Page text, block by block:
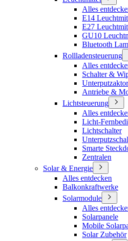
Alles
E14
E27
GU10
Bluetooth
Rollladensteuerung
Alles
Schalter &
Antriebe &
Lichtsteuerung
Alles
Licht-
Lichtschalter
Smarte
Zentralen
Solar & Energie
Alles entdecken
Balkonkraftwerke
Solarmodule
Alles
Solarpanele
Mobile
Solar Zubehör